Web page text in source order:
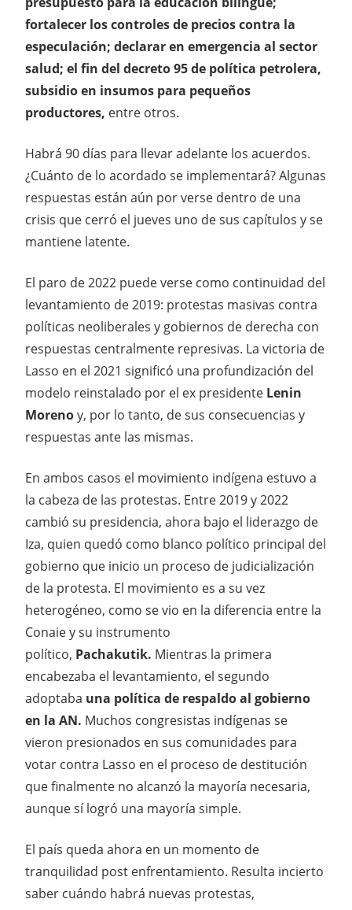
fortalecer los controles de precios contra la
especulación; declarar en emergencia al sector
salud; el fin del decreto 95 de política petrolera,
subsidio en insumos para pequeños
productores, entre otros.
Habrá 90 días para llevar adelante los acuerdos.
¿Cuánto de lo acordado se implementará? Algunas
respuestas están aún por verse dentro de una
crisis que cerró el jueves uno de sus capítulos y se
mantiene latente.
El paro de 2022 puede verse como continuidad del
levantamiento de 2019: protestas masivas contra
políticas neoliberales y gobiernos de derecha con
respuestas centralmente represivas. La victoria de
Lasso en el 2021 significó una profundización del
modelo reinstalado por el ex presidente Lenin
Morenoy, por lo tanto, de sus consecuencias y
respuestas ante las mismas.
En ambos casos el movimiento indígena estuvo a
la cabeza de las protestas. Entre 2019 y 2022
cambió su presidencia, ahora bajo el liderazgo de
Iza, quien quedó como blanco político principal del
gobierno que inicio un proceso de judicialización
de la protesta. El movimiento es a su vez
heterogéneo, como se vio en la diferencia entre la
Conaie y su instrumento
político, Pachakutik. Mientras la primera
encabezaba el levantamiento, el segundo
adoptaba una política de respaldo al gobierno
en la AN. Muchos congresistas indígenas se
vieron presionados en sus comunidades para
votar contra Lasso en el proceso de destitución
que finalmente no alcanzó la mayoría necesaria,
aunque sí logró una mayoría simple.
El país queda ahora en un momento de
tranquilidad post enfrentamiento. Resulta incierto
saber cuándo habrá nuevas protestas,